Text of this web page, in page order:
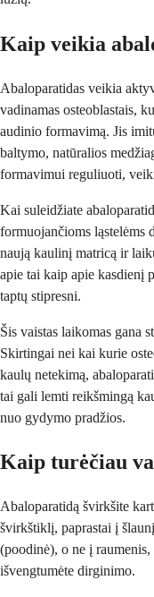
Kaip veikia
Abaloparatidas veikia
vadinamas osteoblastais,
audinio formavimą. Jis
baltymo, natūralios
formavimui reguliuoti,
Kai suleidžiate
formuojančioms ląstelėms
naują kaulinį matricą ir
apie tai kaip apie kasdienį
taptų stipresni.
Šis vaistas laikomas gana
Skirtingai nei kai kurie
kaulų netekimą,
tai gali lemti reikšmingą
nuo gydymo pradžios.
Kaip turėčiau
Abaloparatidą švirkšite
švirkštiklį, paprastai į
(poodinė), o ne į
išvengtumėte dirginimo.